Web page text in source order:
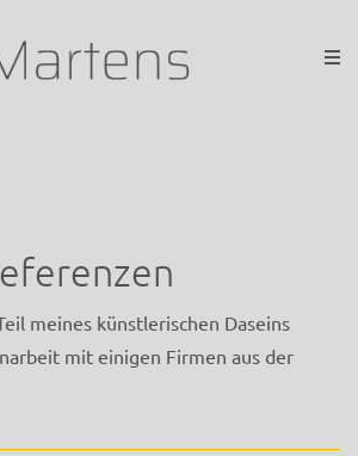
meines künstlerischen Daseins
mit einigen Firmen aus der